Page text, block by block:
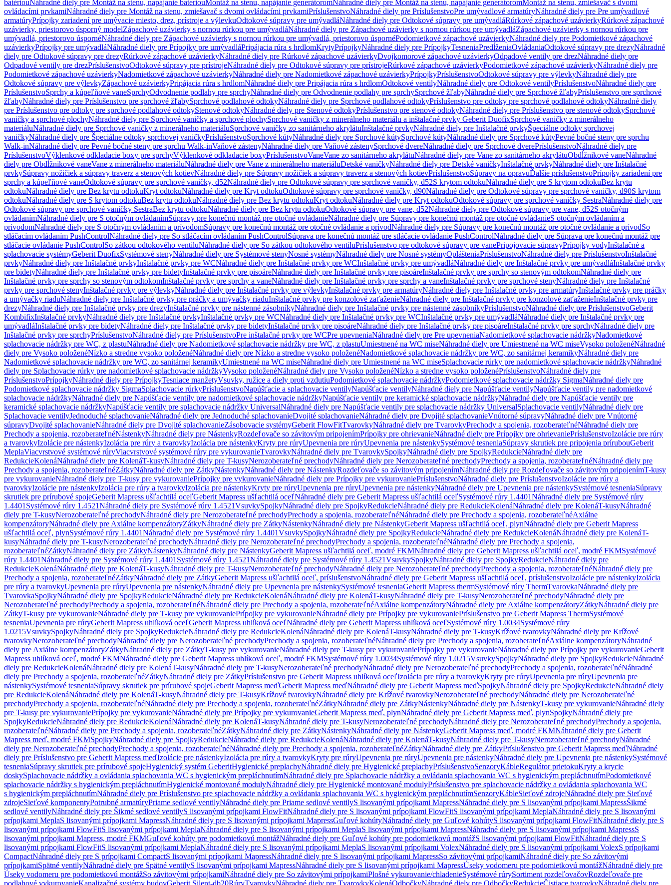
batériouNáhradné diely pre Montáž na stenu, napájanie batériouMontáž na stenu, napájanie generátoromNáhradné diely pre Montáž na stenu, napájanie generátoromMontáž na stenu, zmiešavač s dvomi
ovládacími prvkamiNáhradné diely pre Montáž na stenu, zmiešavač s dvomi ovládacími prvkamiPríslušenstvoNáhradné diely pre PríslušenstvoPre umývadlové armatúryNáhradné diely pre Pre umývadlové
armatúryPrípojky zariadení pre umývacie miesto, drez, prístroje a výlevkuOdtokové súpravy pre umývadláNáhradné diely pre Odtokové súpravy pre umývadláRúrkové zápachové uzávierkyRúrkové zápachové
uzávierky, priestorovo úsporný modelZápachové uzávierky s nornou rúrkou pre umývadláNáhradné diely pre Zápachové uzávierky s nornou rúrkou pre umývadláZápachové uzávierky s nornou rúrkou pre
umývadlá, priestorovo úspornéNáhradné diely pre Zápachové uzávierky s nornou rúrkou pre umývadlá, priestorovo úspornéPodomietkové zápachové uzávierkyNáhradné diely pre Podomietkové zápachové
uzávierkyPrípojky pre umývadláNáhradné diely pre Prípojky pre umývadláPripájacia rúra s hrdlomKrytyPrípojkyNáhradné diely pre PrípojkyTesneniaPredĺženiaOvládaniaOdtokové súpravy pre drezyNáhradné
diely pre Odtokové súpravy pre drezyRúrkové zápachové uzávierkyNáhradné diely pre Rúrkové zápachové uzávierkyDvojkomorové zápachové uzávierkyOdpadové ventily pre drezNáhradné diely pre
Odpadové ventily pre drezPríslušenstvoOdtokové súpravy pre prístrojeNáhradné diely pre Odtokové súpravy pre prístrojeRúrkové zápachové uzávierkyPodomietkové zápachové uzávierkyNáhradné diely pre
Podomietkové zápachové uzávierkyNadomietkové zápachové uzávierkyNáhradné diely pre Nadomietkové zápachové uzávierkyPrípojkyPríslušenstvoOdtokové súpravy pre výlevkyNáhradné diely pre
Odtokové súpravy pre výlevkyZápachové uzávierkyPripájacia rúra s hrdlomNáhradné diely pre Pripájacia rúra s hrdlomOdtokové ventilyNáhradné diely pre Odtokové ventilyPríslušenstvoNáhradné diely pre
PríslušenstvoSprchy a kúpeľňové vaneSprchyOdvodnenie podlahy pre sprchyNáhradné diely pre Odvodnenie podlahy pre sprchySprchové žľabyNáhradné diely pre Sprchové žľabyPríslušenstvo pre sprchové
žľabyNáhradné diely pre Príslušenstvo pre sprchové žľabySprchové podlahové odtokyNáhradné diely pre Sprchové podlahové odtokyPríslušenstvo pre odtoky pre sprchové podlahové odtokyNáhradné diely
pre Príslušenstvo pre odtoky pre sprchové podlahové odtokyStenové odtokyNáhradné diely pre Stenové odtokyPríslušenstvo pre stenové odtokyNáhradné diely pre Príslušenstvo pre stenové odtokySprchové
vaničky a sprchové plochyNáhradné diely pre Sprchové vaničky a sprchové plochySprchové vaničky z minerálneho materiálu a inštalačné prvky Geberit DuofixSprchové vaničky z minerálneho
materiáluNáhradné diely pre Sprchové vaničky z minerálneho materiáluSprchové vaničky zo sanitárneho akrylátuInštalačné prvkyNáhradné diely pre Inštalačné prvkyŠpeciálne odtoky sprchovej
vaničkyNáhradné diely pre Špeciálne odtoky sprchovej vaničkyPríslušenstvoSprchové kútyNáhradné diely pre Sprchové kútySprchové kútyNáhradné diely pre Sprchové kútyPevné bočné steny pre sprchu
Walk-inNáhradné diely pre Pevné bočné steny pre sprchu Walk-inVaňové zástenyNáhradné diely pre Vaňové zástenySprchové dvereNáhradné diely pre Sprchové dverePríslušenstvoNáhradné diely pre
PríslušenstvoVýklenkové odkladacie boxy pre sprchyVýklenkové odkladacie boxyPríslušenstvoVaneVane zo sanitárneho akrylátuNáhradné diely pre Vane zo sanitárneho akrylátuObdĺžnikové vaneNáhradné
diely pre Obdĺžnikové vaneVane z minerálneho materiáluNáhradné diely pre Vane z minerálneho materiáluDetské vaničkyNáhradné diely pre Detské vaničkyInštalačné prvkyNáhradné diely pre Inštalačné
prvkySúpravy nožičiek a súpravy traverz a stenových kotievNáhradné diely pre Súpravy nožičiek a súpravy traverz a stenových kotievPríslušenstvoSúpravy na opravuĎalšie príslušenstvoPrípojky zariadení pre
sprchy a kúpeľňové vaneOdtokové súpravy pre sprchové vaničky, d52Náhradné diely pre Odtokové súpravy pre sprchové vaničky, d52S krytom odtokuNáhradné diely pre S krytom odtokuBez krytu
odtokuNáhradné diely pre Bez krytu odtokuKryt odtokuNáhradné diely pre Kryt odtokuOdtokové súpravy pre sprchové vaničky, d90Náhradné diely pre Odtokové súpravy pre sprchové vaničky, d90S krytom
odtokuNáhradné diely pre S krytom odtokuBez krytu odtokuNáhradné diely pre Bez krytu odtokuKryt odtokuNáhradné diely pre Kryt odtokuOdtokové súpravy pre sprchové vaničky SestraNáhradné diely pre
Odtokové súpravy pre sprchové vaničky SestraBez krytu odtokuNáhradné diely pre Bez krytu odtokuOdtokové súpravy pre vane, d52Náhradné diely pre Odtokové súpravy pre vane, d52S otočným
ovládanímNáhradné diely pre S otočným ovládanímSúpravy pre konečnú montáž pre otočné ovládanieNáhradné diely pre Súpravy pre konečnú montáž pre otočné ovládanieS otočným ovládaním a
prívodomNáhradné diely pre S otočným ovládaním a prívodomSúpravy pre konečnú montáž pre otočné ovládanie a prívodNáhradné diely pre Súpravy pre konečnú montáž pre otočné ovládanie a prívodSo
stláčacím ovládaním PushControlNáhradné diely pre So stláčacím ovládaním PushControlSúprava pre konečnú montáž pre stláčacie ovládanie PushControlNáhradné diely pre Súprava pre konečnú montáž pre
stláčacie ovládanie PushControlSo zátkou odtokového ventiluNáhradné diely pre So zátkou odtokového ventiluPríslušenstvo pre odtokové súpravy pre vanePripojovacie súpravyPrípojky vodyInštalačné a
splachovacie systémyGeberit DuofixSystémové stenyNáhradné diely pre Systémové stenyNosné systémyNáhradné diely pre Nosné systémyOplášteniaPríslušenstvoNáhradné diely pre PríslušenstvoInštalačné
prvkyNáhradné diely pre Inštalačné prvkyInštalačné prvky pre WCNáhradné diely pre Inštalačné prvky pre WCInštalačné prvky pre umývadláNáhradné diely pre Inštalačné prvky pre umývadláInštalačné prvky
pre bidetyNáhradné diely pre Inštalačné prvky pre bidetyInštalačné prvky pre pisoáreNáhradné diely pre Inštalačné prvky pre pisoáreInštalačné prvky pre sprchy so stenovým odtokomNáhradné diely pre
Inštalačné prvky pre sprchy so stenovým odtokomInštalačné prvky pre sprchy a vaneNáhradné diely pre Inštalačné prvky pre sprchy a vaneInštalačné prvky pre sprchové stenyNáhradné diely pre Inštalačné
prvky pre sprchové stenyInštalačné prvky pre výlevkyNáhradné diely pre Inštalačné prvky pre výlevkyInštalačné prvky pre armatúryNáhradné diely pre Inštalačné prvky pre armatúryInštalačné prvky pre práčky
a umývačky riaduNáhradné diely pre Inštalačné prvky pre práčky a umývačky riaduInštalačné prvky pre konzolové zaťaženieNáhradné diely pre Inštalačné prvky pre konzolové zaťaženieInštalačné prvky pre
drezyNáhradné diely pre Inštalačné prvky pre drezyInštalačné prvky pre nástenné zásobníkyNáhradné diely pre Inštalačné prvky pre nástenné zásobníkyPríslušenstvoNáhradné diely pre PríslušenstvoGeberit
KombifixInštalačné prvkyNáhradné diely pre Inštalačné prvkyInštalačné prvky pre WCNáhradné diely pre Inštalačné prvky pre WCInštalačné prvky pre umývadláNáhradné diely pre Inštalačné prvky pre
umývadláInštalačné prvky pre bidetyNáhradné diely pre Inštalačné prvky pre bidetyInštalačné prvky pre pisoáreNáhradné diely pre Inštalačné prvky pre pisoáreInštalačné prvky pre sprchyNáhradné diely pre
Inštalačné prvky pre sprchyPríslušenstvoNáhradné diely pre PríslušenstvoPre inštalačné prvky pre WCPre upevneniaNáhradné diely pre Pre upevneniaNadomietkové splachovacie nádržkyNadomietkové
splachovacie nádržky pre WC, z plastuNáhradné diely pre Nadomietkové splachovacie nádržky pre WC, z plastuUmiestnené na WC miseNáhradné diely pre Umiestnené na WC miseVysoko položenéNáhradné
diely pre Vysoko položenéNízko a stredne vysoko položenéNáhradné diely pre Nízko a stredne vysoko položenéNadomietkové splachovacie nádržky pre WC, zo sanitárnej keramikyNáhradné diely pre
Nadomietkové splachovacie nádržky pre WC, zo sanitárnej keramikyUmiestnené na WC miseNáhradné diely pre Umiestnené na WC miseSplachovacie rúrky pre nadomietkové splachovacie nádržkyNáhradné
diely pre Splachovacie rúrky pre nadomietkové splachovacie nádržkyVysoko položenéNáhradné diely pre Vysoko položenéNízko a stredne vysoko položenéPríslušenstvoNáhradné diely pre
PríslušenstvoPrípojkyNáhradné diely pre PrípojkyTesniace manžetyVsuvky, ružice a diely proti vzdutiuPodomietkové splachovacie nádržkyPodomietkové splachovacie nádržky SigmaNáhradné diely pre
Podomietkové splachovacie nádržky SigmaSplachovacie rúrkyPríslušenstvoNapúšťacie a splachovacie ventilyNapúšťacie ventilyNáhradné diely pre Napúšťacie ventilyNapúšťacie ventily pre nadomietkové
splachovacie nádržkyNáhradné diely pre Napúšťacie ventily pre nadomietkové splachovacie nádržkyNapúšťacie ventily pre keramické splachovacie nádržkyNáhradné diely pre Napúšťacie ventily pre
keramické splachovacie nádržkyNapúšťacie ventily pre splachovacie nádržky UniversalNáhradné diely pre Napúšťacie ventily pre splachovacie nádržky UniversalSplachovacie ventilyNáhradné diely pre
Splachovacie ventilyJednoduché splachovanieNáhradné diely pre Jednoduché splachovanieDvojité splachovanieNáhradné diely pre Dvojité splachovanieVnútorné súpravyNáhradné diely pre Vnútorné
súpravyDvojité splachovanieNáhradné diely pre Dvojité splachovanieZásobovacie systémyGeberit FlowFitTvarovkyNáhradné diely pre TvarovkyPrechody a spojenia, rozoberateľnéNáhradné diely pre
Prechody a spojenia, rozoberateľnéNástenkyNáhradné diely pre NástenkyRozdeľovače so závitovým pripojenímPrípojky pre ohrievanieNáhradné diely pre Prípojky pre ohrievaniePríslušenstvoIzolácie pre rúry
a tvarovkyIzolácie pre nástenkyIzolácia pre rúry a tvarovkyIzolácia pre nástenkyKryty pre rúryUpevnenia pre rúryUpevnenia pre nástenkySystémové tesneniaSúpravy skrutiek pre pripojenia prírubouGeberit
MeplaViacvrstvové systémové rúryViacvrstvové systémové rúry pre vykurovanieTvarovkyNáhradné diely pre TvarovkySpojkyNáhradné diely pre SpojkyRedukcieNáhradné diely pre
RedukcieKolenáNáhradné diely pre KolenáT-kusyNáhradné diely pre T-kusyNerozoberateľné prechodyNáhradné diely pre Nerozoberateľné prechodyPrechody a spojenia, rozoberateľnéNáhradné diely pre
Prechody a spojenia, rozoberateľnéZátkyNáhradné diely pre ZátkyNástenkyNáhradné diely pre NástenkyRozdeľovače so závitovým pripojenímNáhradné diely pre Rozdeľovače so závitovým pripojenímT-kusy
pre vykurovanieNáhradné diely pre T-kusy pre vykurovaniePrípojky pre vykurovanieNáhradné diely pre Prípojky pre vykurovaniePríslušenstvoNáhradné diely pre PríslušenstvoIzolácie pre rúry a
tvarovkyIzolácie pre nástenkyIzolácia pre rúry a tvarovkyIzolácia pre nástenkyKryty pre rúryUpevnenia pre rúryUpevnenia pre nástenkyNáhradné diely pre Upevnenia pre nástenkySystémové tesneniaSúpravy
skrutiek pre prírubové spojeGeberit Mapress ušľachtilá oceľGeberit Mapress ušľachtilá oceľNáhradné diely pre Geberit Mapress ušľachtilá oceľSystémové rúry 1.4401Náhradné diely pre Systémové rúry
1.4401 Systémové rúry 1.4521Náhradné diely pre Systémové rúry 1.4521VsuvkySpojkyNáhradné diely pre SpojkyRedukcieNáhradné diely pre RedukcieKolenáNáhradné diely pre KolenáT-kusyNáhradné
diely pre T-kusyNerozoberateľné prechodyNáhradné diely pre Nerozoberateľné prechodyPrechody a spojenia, rozoberateľnéNáhradné diely pre Prechody a spojenia, rozoberateľnéAxiálne
kompenzátoryNáhradné diely pre Axiálne kompenzátoryZátkyNáhradné diely pre ZátkyNástenkyNáhradné diely pre NástenkyGeberit Mapress ušľachtilá oceľ, plynNáhradné diely pre Geberit Mapress
ušľachtilá oceľ, plynSystémové rúry 1.4401Náhradné diely pre Systémové rúry 1.4401VsuvkySpojkyNáhradné diely pre SpojkyRedukcieNáhradné diely pre RedukcieKolenáNáhradné diely pre KolenáT-
kusyNáhradné diely pre T-kusyNerozoberateľné prechodyNáhradné diely pre Nerozoberateľné prechodyPrechody a spojenia, rozoberateľnéNáhradné diely pre Prechody a spojenia,
rozoberateľnéZátkyNáhradné diely pre ZátkyNástenkyNáhradné diely pre NástenkyGeberit Mapress ušľachtilá oceľ, modré FKMNáhradné diely pre Geberit Mapress ušľachtilá oceľ, modré FKMSystémové
rúry 1.4401Náhradné diely pre Systémové rúry 1.4401 Systémové rúry 1.4521Náhradné diely pre Systémové rúry 1.4521VsuvkySpojkyNáhradné diely pre SpojkyRedukcieNáhradné diely pre
RedukcieKolenáNáhradné diely pre KolenáT-kusyNáhradné diely pre T-kusyNerozoberateľné prechodyNáhradné diely pre Nerozoberateľné prechodyPrechody a spojenia, rozoberateľnéNáhradné diely pre
Prechody a spojenia, rozoberateľnéZátkyNáhradné diely pre ZátkyGeberit Mapress ušľachtilá oceľ, príslušenstvoNáhradné diely pre Geberit Mapress ušľachtilá oceľ, príslušenstvoIzolácie pre nástenkyIzolácia
pre rúry a tvarovkyUpevnenia pre rúryUpevnenia pre nástenkyNáhradné diely pre Upevnenia pre nástenkySystémové tesneniaGeberit Mapress thermSystémové rúry ThermTvarovkaNáhradné diely pre
TvarovkaSpojkyNáhradné diely pre SpojkyRedukcieNáhradné diely pre RedukcieKolenáNáhradné diely pre KolenáT-kusyNáhradné diely pre T-kusyNerozoberateľné prechodyNáhradné diely pre
Nerozoberateľné prechodyPrechody a spojenia, rozoberateľnéNáhradné diely pre Prechody a spojenia, rozoberateľnéAxiálne kompenzátoryNáhradné diely pre Axiálne kompenzátoryZátkyNáhradné diely pre
ZátkyT-kusy pre vykurovanieNáhradné diely pre T-kusy pre vykurovaniePrípojky pre vykurovanieNáhradné diely pre Prípojky pre vykurovaniePríslušenstvo pre Geberit Mapress ThermSystémové
tesneniaUpevnenia pre rúryGeberit Mapress uhlíková oceľGeberit Mapress uhlíková oceľNáhradné diely pre Geberit Mapress uhlíková oceľSystémové rúry 1.0034Systémové rúry
1.0215VsuvkySpojkyNáhradné diely pre SpojkyRedukcieNáhradné diely pre RedukcieKolenáNáhradné diely pre KolenáT-kusyNáhradné diely pre T-kusyKrížové tvarovkyNáhradné diely pre Krížové
tvarovkyNerozoberateľné prechodyNáhradné diely pre Nerozoberateľné prechodyPrechody a spojenia, rozoberateľnéNáhradné diely pre Prechody a spojenia, rozoberateľnéAxiálne kompenzátoryNáhradné
diely pre Axiálne kompenzátoryZátkyNáhradné diely pre ZátkyT-kusy pre vykurovanieNáhradné diely pre T-kusy pre vykurovaniePrípojky pre vykurovanieNáhradné diely pre Prípojky pre vykurovanieGeberit
Mapress uhlíková oceľ, modré FKMNáhradné diely pre Geberit Mapress uhlíková oceľ, modré FKMSystémové rúry 1.0034Systémové rúry 1.0215VsuvkySpojkyNáhradné diely pre SpojkyRedukcieNáhradné
diely pre RedukcieKolenáNáhradné diely pre KolenáT-kusyNáhradné diely pre T-kusyNerozoberateľné prechodyNáhradné diely pre Nerozoberateľné prechodyPrechody a spojenia, rozoberateľnéNáhradné
diely pre Prechody a spojenia, rozoberateľnéZátkyNáhradné diely pre ZátkyPríslušenstvo pre Geberit Mapress uhlíková oceľIzolácia pre rúry a tvarovkyKryty pre rúryUpevnenia pre rúryUpevnenia pre
nástenkySystémové tesneniaSúpravy skrutiek pre prírubové spojeGeberit Mapress meďGeberit Mapress meďNáhradné diely pre Geberit Mapress meďSpojkyNáhradné diely pre SpojkyRedukcieNáhradné diely
pre RedukcieKolenáNáhradné diely pre KolenáT-kusyNáhradné diely pre T-kusyKrížové tvarovkyNáhradné diely pre Krížové tvarovkyNerozoberateľné prechodyNáhradné diely pre Nerozoberateľné
prechodyPrechody a spojenia, rozoberateľnéNáhradné diely pre Prechody a spojenia, rozoberateľnéZátkyNáhradné diely pre ZátkyNástenkyNáhradné diely pre NástenkyT-kusy pre vykurovanieNáhradné diely
pre T-kusy pre vykurovaniePrípojky pre vykurovanieNáhradné diely pre Prípojky pre vykurovanieGeberit Mapress meď, plynNáhradné diely pre Geberit Mapress meď, plynSpojkyNáhradné diely pre
SpojkyRedukcieNáhradné diely pre RedukcieKolenáNáhradné diely pre KolenáT-kusyNáhradné diely pre T-kusyNerozoberateľné prechodyNáhradné diely pre Nerozoberateľné prechodyPrechody a spojenia,
rozoberateľnéNáhradné diely pre Prechody a spojenia, rozoberateľnéZátkyNáhradné diely pre ZátkyNástenkyNáhradné diely pre NástenkyGeberit Mapress meď, modré FKMNáhradné diely pre Geberit
Mapress meď, modré FKMSpojkyNáhradné diely pre SpojkyRedukcieNáhradné diely pre RedukcieKolenáNáhradné diely pre KolenáT-kusyNáhradné diely pre T-kusyNerozoberateľné prechodyNáhradné
diely pre Nerozoberateľné prechodyPrechody a spojenia, rozoberateľnéNáhradné diely pre Prechody a spojenia, rozoberateľnéZátkyNáhradné diely pre ZátkyPríslušenstvo pre Geberit Mapress meďNáhradné
diely pre Príslušenstvo pre Geberit Mapress meďIzolácie pre nástenkyIzolácia pre rúry a tvarovkyKryty pre rúryUpevnenia pre rúryUpevnenia pre nástenkyNáhradné diely pre Upevnenia pre nástenkySystémové
tesneniaSúpravy skrutiek pre prírubové spojeHygienický systém GeberitHygienické preplachyNáhradné diely pre Hygienické preplachyPríslušenstvoSenzoryKábleRegulátor prietokuKryty a krycie
doskySplachovacie nádržky a ovládania splachovania WC s hygienickým prepláchnutímNáhradné diely pre Splachovacie nádržky a ovládania splachovania WC s hygienickým prepláchnutímPodomietkové
splachovacie nádržky s hygienickým prepláchnutímHygienické montované modulyNáhradné diely pre Hygienické montované modulyPríslušenstvo pre splachovacie nádržky a ovládania splachovania WC
s hygienickým prepláchnutímNáhradné diely pre Príslušenstvo pre splachovacie nádržky a ovládania splachovania WC s hygienickým prepláchnutímSenzoryKábleSieťové zdrojeNáhradné diely pre Sieťové
zdrojeSieťové komponentyPotrubné armatúryPriame sedlové ventilyNáhradné diely pre Priame sedlové ventilyS lisovanými prípojkami MapressNáhradné diely pre S lisovanými prípojkami MapressŠikmé
sedlové ventilyNáhradné diely pre Šikmé sedlové ventilyS lisovanými prípojkami FlowFitNáhradné diely pre S lisovanými prípojkami FlowFitS lisovanými prípojkami MeplaNáhradné diely pre S lisovanými
prípojkami MeplaS lisovanými prípojkami MapressNáhradné diely pre S lisovanými prípojkami MapressGuľové kohútyNáhradné diely pre Guľové kohútyS lisovanými prípojkami FlowFitNáhradné diely pre S
lisovanými prípojkami FlowFitS lisovanými prípojkami MeplaNáhradné diely pre S lisovanými prípojkami MeplaS lisovanými prípojkami MapressNáhradné diely pre S lisovanými prípojkami MapressS
lisovanými prípojkami Mapress, modré FKMGuľové kohúty pre podomietkovú montážNáhradné diely pre Guľové kohúty pre podomietkovú montážS lisovanými prípojkami FlowFitNáhradné diely pre S
lisovanými prípojkami FlowFitS lisovanými prípojkami MeplaNáhradné diely pre S lisovanými prípojkami MeplaS lisovanými prípojkami VolexNáhradné diely pre S lisovanými prípojkami VolexS prípojkami
CompactNáhradné diely pre S prípojkami CompactS lisovanými prípojkami MapressNáhradné diely pre S lisovanými prípojkami MapressSo závitovými prípojkamiNáhradné diely pre So závitovými
prípojkamiSpätné ventilyNáhradné diely pre Spätné ventilyS lisovanými prípojkami MapressNáhradné diely pre S lisovanými prípojkami MapressÚseky vodomeru pre podomietkovú montážNáhradné diely pre
Úseky vodomeru pre podomietkovú montážSo závitovými prípojkamiNáhradné diely pre So závitovými prípojkamiPlošné vykurovanie/chladenieSystémové rúrySortiment rozdeľovačovRozdeľovače pre
podlahové vykurovanieKanalizačné systémy budovGeberit Silent-db20RúryTvarovkyNáhradné diely pre TvarovkyKolenáOdbočkyNáhradné diely pre OdbočkyRedukcieČistiace tvarovkyNáhradné diely pre